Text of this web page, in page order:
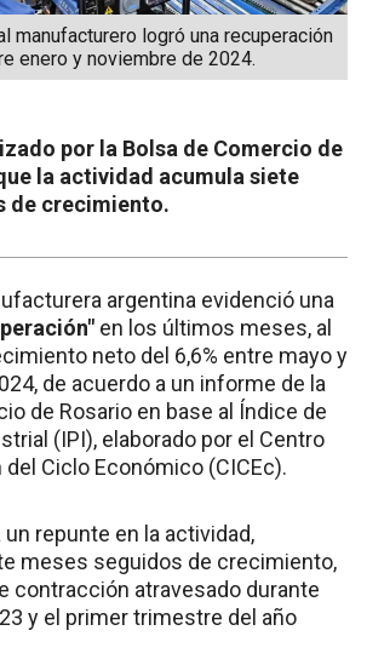
manufacturero logró una recuperación
enero y noviembre de 2024.
por la Bolsa de Comercio de
la actividad acumula siete
de crecimiento.
argentina evidenció una
en los últimos meses, al
neto del 6,6% entre mayo y
de acuerdo a un informe de la
de Rosario en base al Índice de
(IPI), elaborado por el Centro
Ciclo Económico (CICEc).
repunte en la actividad,
meses seguidos de crecimiento,
contracción atravesado durante
y el primer trimestre del año